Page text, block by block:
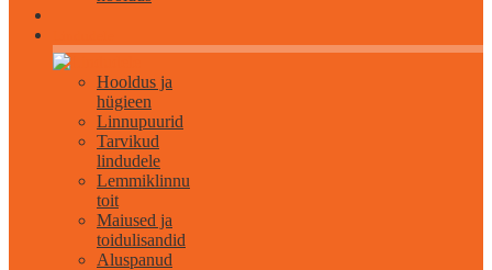
Hooldus ja
hügieen
Linnupuurid
Tarvikud
lindudele
Lemmiklinnu
toit
Maiused ja
toidulisandid
Aluspanud